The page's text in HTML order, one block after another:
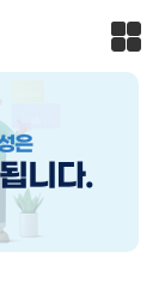
은
니다.